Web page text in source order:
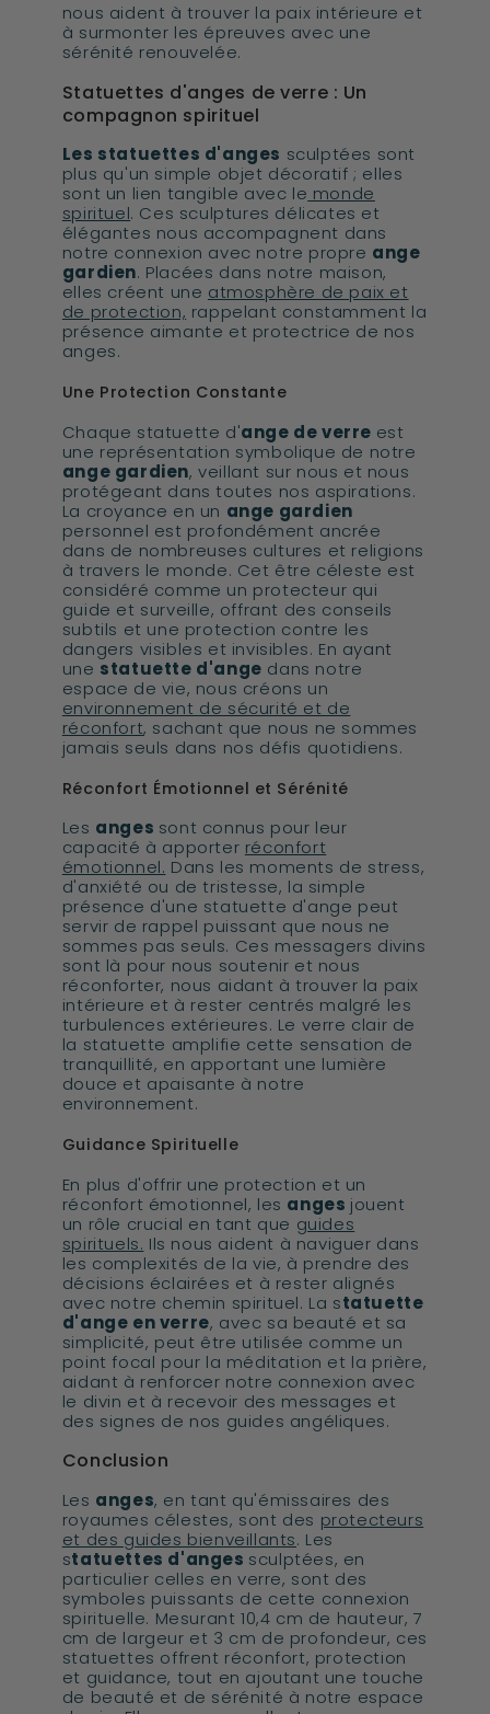
nous aident à trouver la paix intérieure et
à surmonter les épreuves avec une
sérénité renouvelée.
Statuettes d'anges de verre : Un
compagnon spirituel
Les statuettes d'anges sculptées sont
plus qu'un simple objet décoratif ; elles
sont un lien tangible avec le monde
spirituel. Ces sculptures délicates et
élégantes nous accompagnent dans
notre connexion avec notre propre ange
gardien. Placées dans notre maison,
elles créent une atmosphère de paix et
de protection, rappelant constamment la
présence aimante et protectrice de nos
anges.
Une Protection Constante
Chaque statuette d'ange de verre est
une représentation symbolique de notre
ange gardien, veillant sur nous et nous
protégeant dans toutes nos aspirations.
La croyance en un ange gardien
personnel est profondément ancrée
dans de nombreuses cultures et religions
à travers le monde. Cet être céleste est
considéré comme un protecteur qui
guide et surveille, offrant des conseils
subtils et une protection contre les
dangers visibles et invisibles. En ayant
une statuette d'ange dans notre
espace de vie, nous créons un
environnement de sécurité et de
réconfort, sachant que nous ne sommes
jamais seuls dans nos défis quotidiens.
Réconfort Émotionnel et Sérénité
Les anges sont connus pour leur
capacité à apporter réconfort
émotionnel. Dans les moments de stress,
d'anxiété ou de tristesse, la simple
présence d'une statuette d'ange peut
servir de rappel puissant que nous ne
sommes pas seuls. Ces messagers divins
sont là pour nous soutenir et nous
réconforter, nous aidant à trouver la paix
intérieure et à rester centrés malgré les
turbulences extérieures. Le verre clair de
la statuette amplifie cette sensation de
tranquillité, en apportant une lumière
douce et apaisante à notre
environnement.
Guidance Spirituelle
En plus d'offrir une protection et un
réconfort émotionnel, les anges jouent
un rôle crucial en tant que guides
spirituels. Ils nous aident à naviguer dans
les complexités de la vie, à prendre des
décisions éclairées et à rester alignés
avec notre chemin spirituel. La statuette
d'ange en verre, avec sa beauté et sa
simplicité, peut être utilisée comme un
point focal pour la méditation et la prière,
aidant à renforcer notre connexion avec
le divin et à recevoir des messages et
des signes de nos guides angéliques.
Conclusion
Les anges, en tant qu'émissaires des
royaumes célestes, sont des protecteurs
et des guides bienveillants. Les
statuettes d'anges sculptées, en
particulier celles en verre, sont des
symboles puissants de cette connexion
spirituelle. Mesurant 10,4 cm de hauteur, 7
cm de largeur et 3 cm de profondeur, ces
statuettes offrent réconfort, protection
et guidance, tout en ajoutant une touche
de beauté et de sérénité à notre espace